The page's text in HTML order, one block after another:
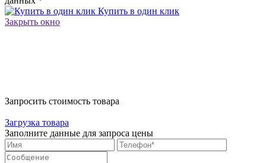
Купить в один клик
Закрыть окно
Запросить стоимость товара
Загрузка товара
Заполните данные для запроса цены